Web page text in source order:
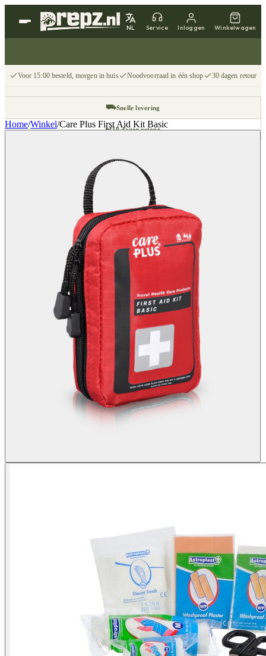
NL Service Inloggen Winkelwagen
Voor 15:00 besteld, morgen in huis Noodvoorraad in één shop 30 dagen retour
⛟Snelle levering
↩30 dagen retour
Home/Winkel/Care Plus First Aid Kit Basic